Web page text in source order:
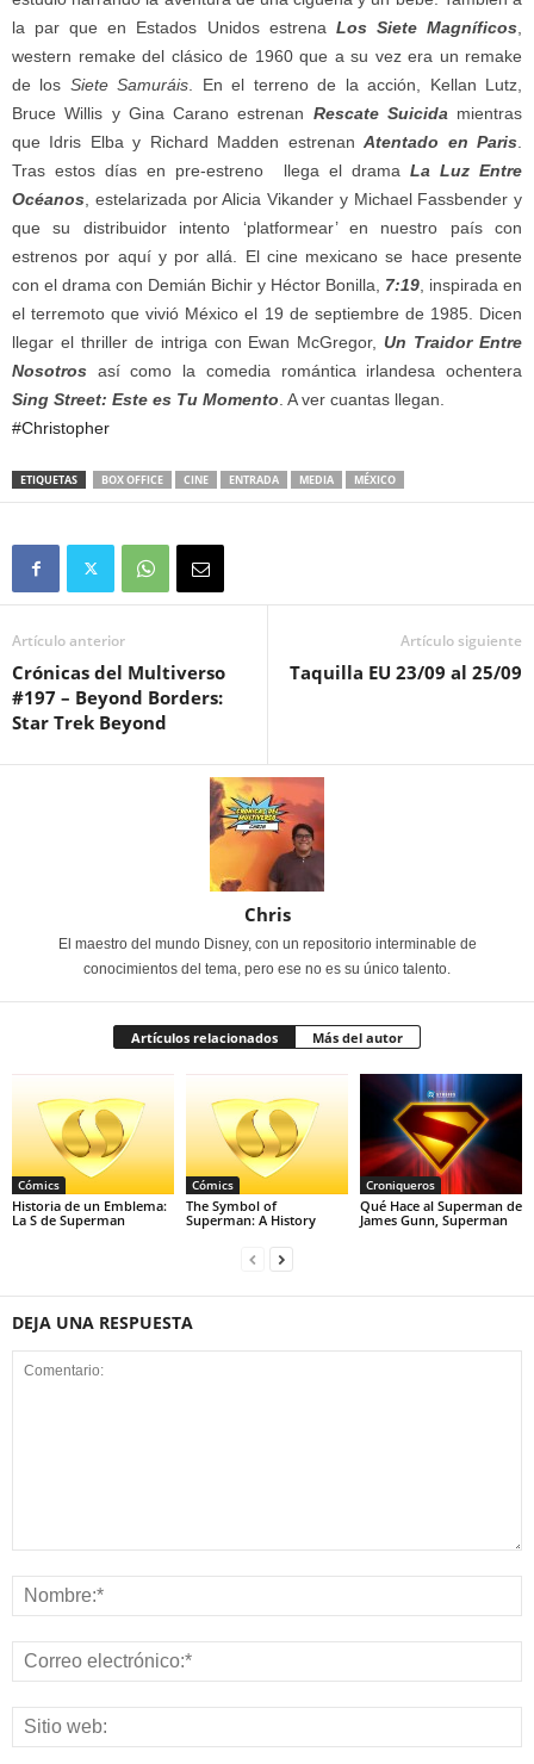
la par que en Estados Unidos estrena Los Siete Magníficos
western remake del clásico de 1960 que a su vez era un remake
de los Siete Samuráis . En el terreno de la acción, Kellan Lutz,
Bruce Willis y Gina Carano estrenan Rescate Suicida mientras
que Idris Elba y Richard Madden estrenanAtentado en Paris
Tras estos días en pre-estreno llega el drama La Luz Entre
Océanos , estelarizada por Alicia Vikander y Michael Fassbender y
que su distribuidor intento ‘platformear’ en nuestro país con
estrenos por aquí y por allá. El cine mexicano se hace presente
con el drama con Demián Bichir y Héctor Bonilla, 7:19 , inspirada en
el terremoto que vivió México el 19 de septiembre de 1985. Dicen
llegar el thriller de intriga con Ewan McGregor,Un Traidor Entre
Nosotros así como la comedia romántica irlandesa ochentera
Sing Street: Este es Tu Momento . A ver cuantas llegan.
#Christopher
ETIQUETAS BOX OFFICE CINE ENTRADA MEDIA MÉXICO
Artículo anterior
Crónicas del Multiverso
#197 – Beyond Borders:
Star Trek Beyond
Artículo siguiente
Taquilla EU 23/09 al 25/09
Chris
El maestro del mundo Disney, con un repositorio interminable de
conocimientos del tema, pero ese no es su único talento.
Artículos relacionados Más del autor
Cómics
Historia de un Emblema:
La S de Superman
Cómics
The Symbol of
Superman: A History
Croniqueros
Qué Hace al Superman de
James Gunn, Superman
DEJA UNA RESPUESTA